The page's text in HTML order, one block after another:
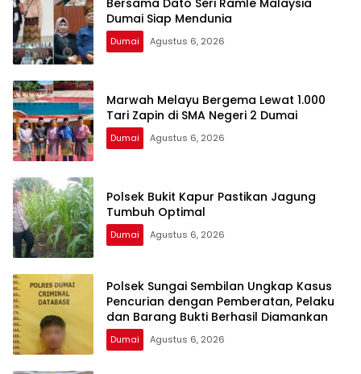
Bersama Dato Seri Ramle Malaysia
Dumai Siap Mendunia
Dumai Agustus 6, 2026
Marwah Melayu Bergema Lewat 1.000
Tari Zapin di SMA Negeri 2 Dumai
Dumai Agustus 6, 2026
Polsek Bukit Kapur Pastikan Jagung
Tumbuh Optimal
Dumai Agustus 6, 2026
Polsek Sungai Sembilan Ungkap Kasus
Pencurian dengan Pemberatan, Pelaku
dan Barang Bukti Berhasil Diamankan
Dumai Agustus 6, 2026